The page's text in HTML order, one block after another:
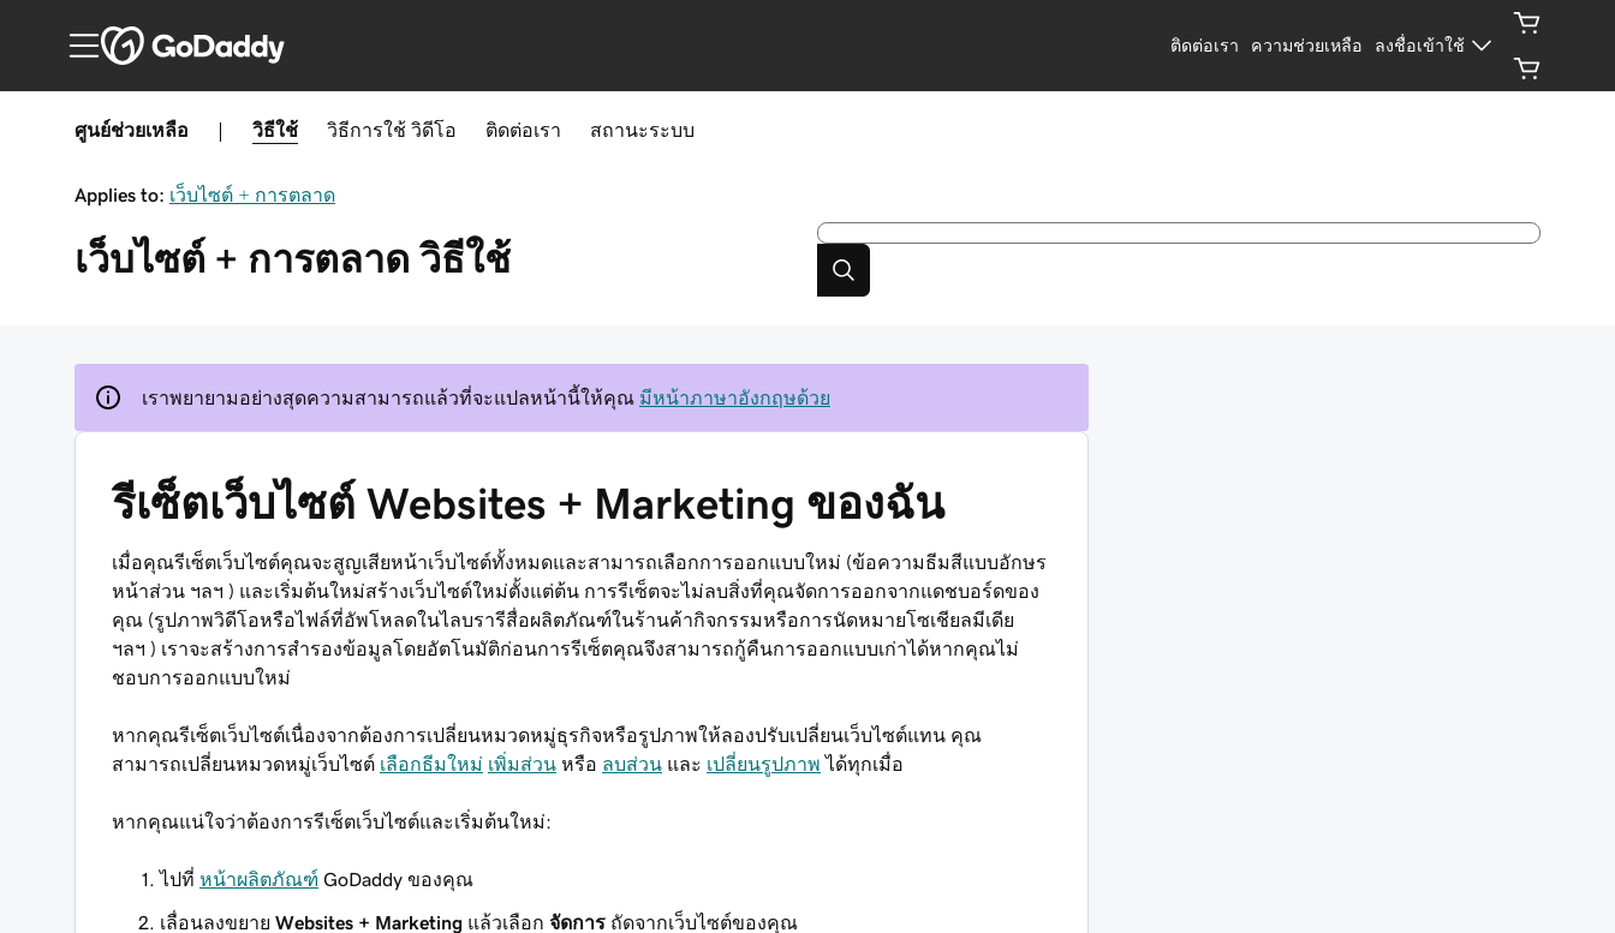
ติดต่อเรา ความช่วยเหลือ ลงชื่อเข้าใช้
ศูนย์ช่วยเหลือ วิธีใช้ วิธีการใช้ วิดีโอ ติดต่อเรา สถานะระบบ
Applies to: เว็บไซต์ + การตลาด
เว็บไซต์ + การตลาด วิธีใช้
เราพยายามอย่างสุดความสามารถแล้วที่จะแปลหน้านี้ให้คุณ มีหน้าภาษาอังกฤษด้วย
รีเซ็ตเว็บไซต์ Websites + Marketing ของฉัน
เมื่อคุณรีเซ็ตเว็บไซต์คุณจะสูญเสียหน้าเว็บไซต์ทั้งหมดและสามารถเลือกการออกแบบใหม่ (ข้อความธีมสีแบบอักษร
หน้าส่วน ฯลฯ ) และเริ่มต้นใหม่สร้างเว็บไซต์ใหม่ตั้งแต่ต้น การรีเซ็ตจะไม่ลบสิ่งที่คุณจัดการออกจากแดชบอร์ดของ
คุณ (รูปภาพวิดีโอหรือไฟล์ที่อัพโหลดในไลบรารีสื่อผลิตภัณฑ์ในร้านค้ากิจกรรมหรือการนัดหมายโซเชียลมีเดีย
ฯลฯ ) เราจะสร้างการสำรองข้อมูลโดยอัตโนมัติก่อนการรีเซ็ตคุณจึงสามารถกู้คืนการออกแบบเก่าได้หากคุณไม่
ชอบการออกแบบใหม่
หากคุณรีเซ็ตเว็บไซต์เนื่องจากต้องการเปลี่ยนหมวดหมู่ธุรกิจหรือรูปภาพให้ลองปรับเปลี่ยนเว็บไซต์แทน คุณ
สามารถเปลี่ยนหมวดหมู่เว็บไซต์ เลือกธีมใหม่ เพิ่มส่วน หรือ ลบส่วน และ เปลี่ยนรูปภาพ ได้ทุกเมื่อ
หากคุณแน่ใจว่าต้องการรีเซ็ตเว็บไซต์และเริ่มต้นใหม่:
ไปที่ หน้าผลิตภัณฑ์ GoDaddy ของคุณ
เลื่อนลงขยาย Websites + Marketing แล้วเลือก จัดการ ถัดจากเว็บไซต์ของคุณ